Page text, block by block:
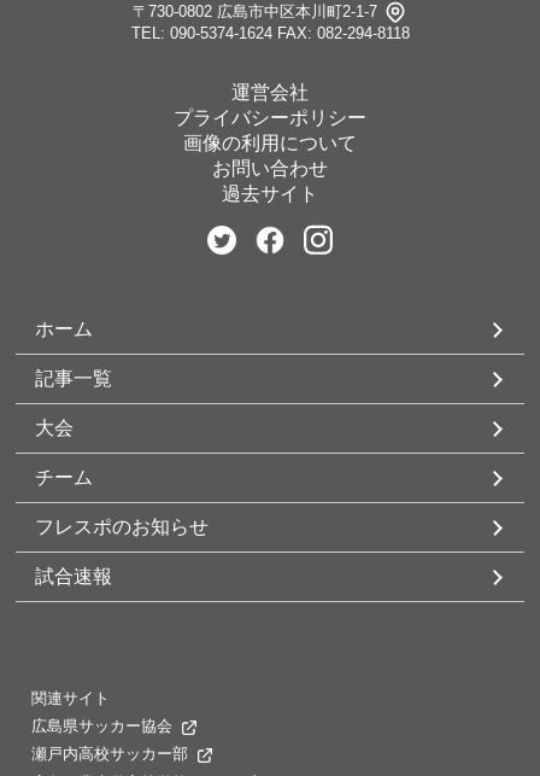
〒730-0802 広島市中区本川町2-1-7
TEL: 090-5374-1624 FAX: 082-294-8118
運営会社
プライバシーポリシー
画像の利用について
お問い合わせ
過去サイト
ホーム
記事一覧
大会
チーム
フレスポのお知らせ
試合速報
関連サイト
広島県サッカー協会
瀬戸内高校サッカー部